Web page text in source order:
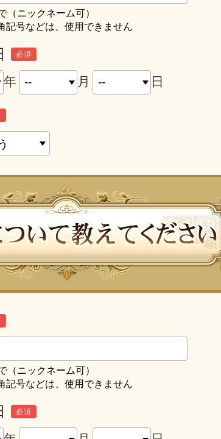
（ニックネーム可）
記号などは、使用できません
必須
年 月 日
（ニックネーム可）
記号などは、使用できません
必須